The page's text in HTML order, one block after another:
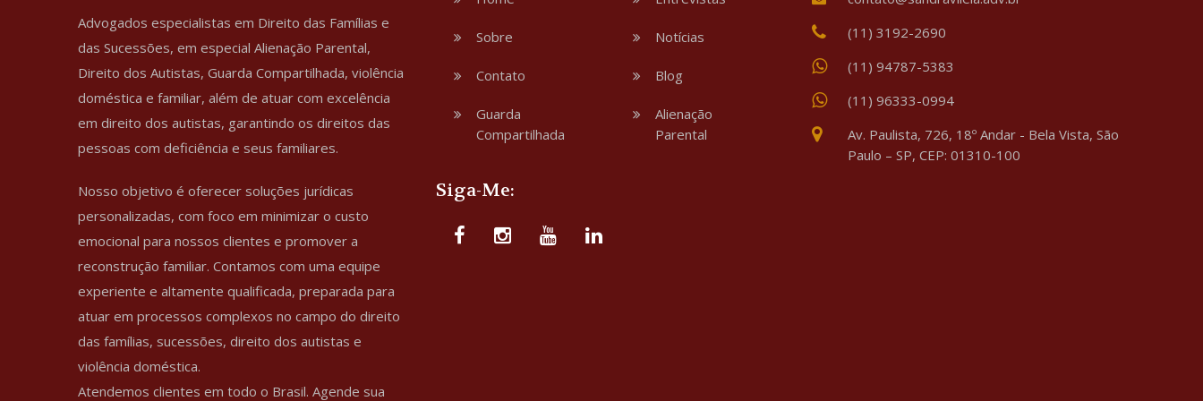
Advogados especialistas em Direito das Famílias e
das Sucessões, em especial Alienação Parental,
Direito dos Autistas, Guarda Compartilhada, violência
doméstica e familiar, além de atuar com excelência
em direito dos autistas, garantindo os direitos das
pessoas com deficiência e seus familiares.
Nosso objetivo é oferecer soluções jurídicas
personalizadas, com foco em minimizar o custo
emocional para nossos clientes e promover a
reconstrução familiar. Contamos com uma equipe
experiente e altamente qualificada, preparada para
atuar em processos complexos no campo do direito
das famílias, sucessões, direito dos autistas e
violência doméstica.
Atendemos clientes em todo o Brasil. Agende sua
Sobre
Contato
Guarda
Compartilhada
Notícias
Blog
Alienação
Parental
Siga-Me:
(11) 3192-2690
(11) 94787-5383
(11) 96333-0994
Av. Paulista, 726, 18º Andar - Bela Vista, São
Paulo – SP, CEP: 01310-100